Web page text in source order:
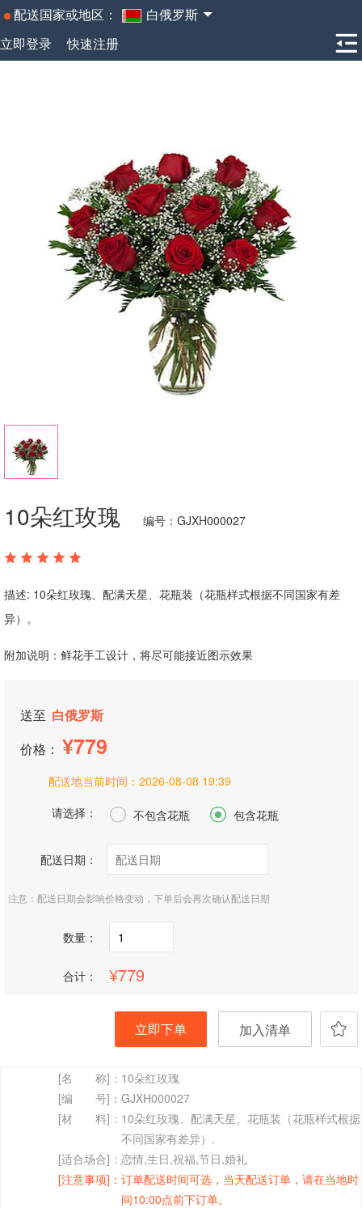
配送国家或地区：
白俄罗斯
立即登录
快速注册
10朵红玫瑰 编号：GJXH000027
描述: 10朵红玫瑰、配满天星、花瓶装（花瓶样式根据不同国家有差
异）。
附加说明：鲜花手工设计，将尽可能接近图示效果
送至 白俄罗斯
价格：
779
配送地当前时间： 2026-08-08 19:39
请选择：
 不包含花瓶  包含花瓶
配送日期：
注意：配送日期会影响价格变动，下单后会再次确认配送日期
数量：
合计： 779
立即下单 加入清单
[名 称]： 10朵红玫瑰
[编 号]： GJXH000027
[材 料]： 10朵红玫瑰、配满天星、花瓶装（花瓶样式根据
不同国家有差异）.
[适合场合]： 恋情,生日,祝福,节日,婚礼
[注意事项]： 订单配送时间可选，当天配送订单，请在当地时
间10:00点前下订单。